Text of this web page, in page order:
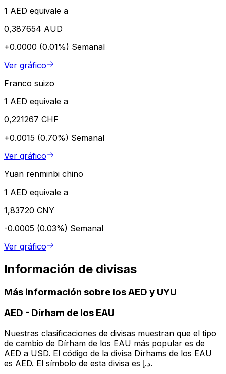
1 AED equivale a
0,387654 AUD
+0.0000 (0.01%) Semanal
Ver gráfico
Franco suizo
1 AED equivale a
0,221267 CHF
+0.0015 (0.70%) Semanal
Ver gráfico
Yuan renminbi chino
1 AED equivale a
1,83720 CNY
-0.0005 (0.03%) Semanal
Ver gráfico
Información de divisas
Más información sobre los AED y UYU
AED - Dírham de los EAU
Nuestras clasificaciones de divisas muestran que el tipo
de cambio de Dírham de los EAU más popular es de
AED a USD. El código de la divisa Dírhams de los EAU
es AED. El símbolo de esta divisa es د.إ.